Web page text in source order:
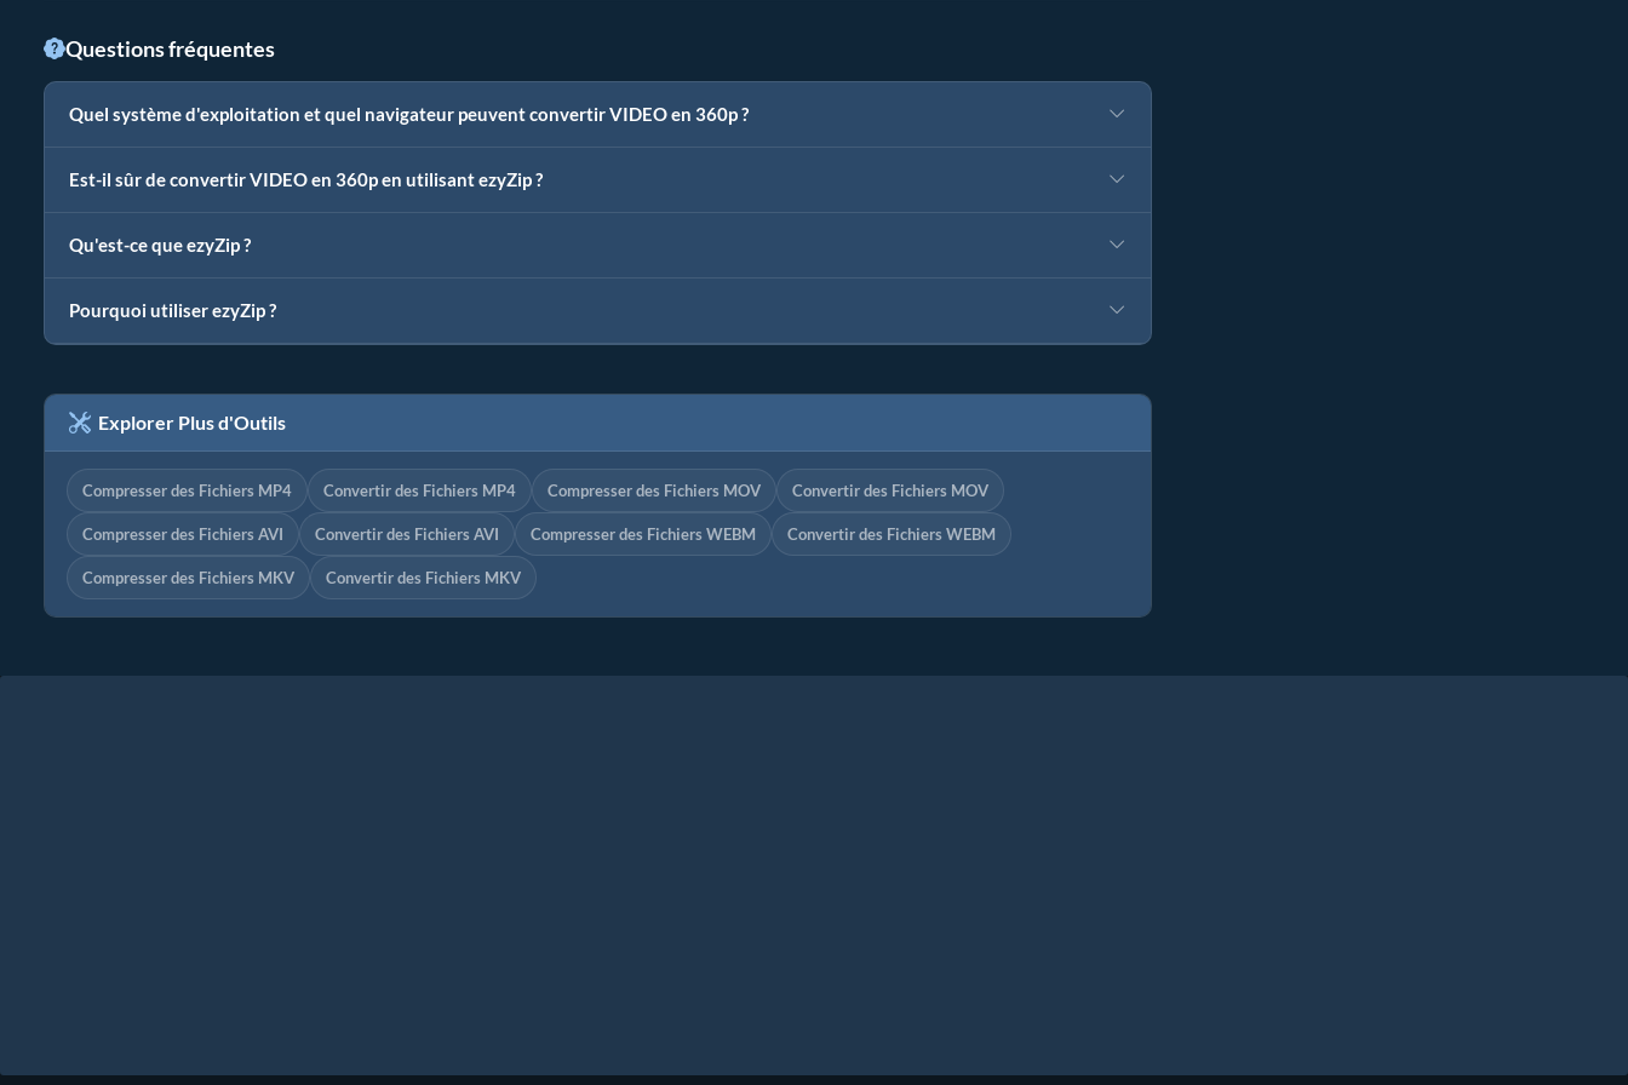
Questions fréquentes
Quel système d'exploitation et quel navigateur peuvent convertir VIDEO en 360p ?
Est-il sûr de convertir VIDEO en 360p en utilisant ezyZip ?
Qu'est-ce que ezyZip ?
Pourquoi utiliser ezyZip ?
Explorer Plus d'Outils
Compresser des Fichiers MP4 Convertir des Fichiers MP4 Compresser des Fichiers MOV Convertir des Fichiers MOV
Compresser des Fichiers AVI Convertir des Fichiers AVI Compresser des Fichiers WEBM Convertir des Fichiers WEBM
Compresser des Fichiers MKV Convertir des Fichiers MKV